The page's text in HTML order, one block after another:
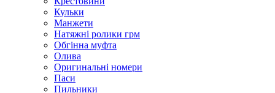
Кульки
Манжети
Натяжні ролики грм
Обгінна муфта
Олива
Оригинальні номери
Паси
Пильники